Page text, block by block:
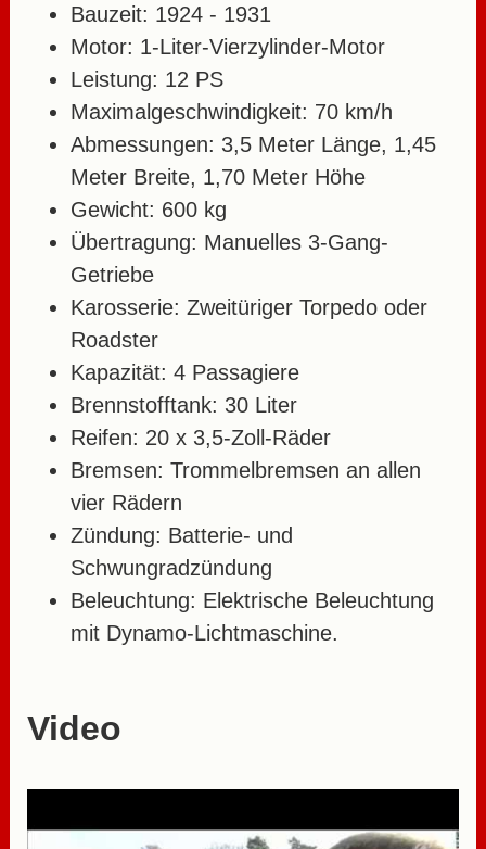
Bauzeit: 1924 - 1931
Motor: 1-Liter-Vierzylinder-Motor
Leistung: 12 PS
Maximalgeschwindigkeit: 70 km/h
Abmessungen: 3,5 Meter Länge, 1,45
Meter Breite, 1,70 Meter Höhe
Gewicht: 600 kg
Übertragung: Manuelles 3-Gang-
Getriebe
Karosserie: Zweitüriger Torpedo oder
Roadster
Kapazität: 4 Passagiere
Brennstofftank: 30 Liter
Reifen: 20 x 3,5-Zoll-Räder
Bremsen: Trommelbremsen an allen
vier Rädern
Zündung: Batterie- und
Schwungradzündung
Beleuchtung: Elektrische Beleuchtung
mit Dynamo-Lichtmaschine.
Video